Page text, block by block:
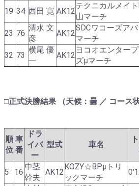
19 34 西田 寛 AK12
テクニカルメイ
山マーチ
23 76
清水 文
彦
AK12
SDCワコーズア
マーチ
32 73
横尾 優
一
AK12
ヨコオエンター
ズμマーチ
□正式決勝結果 （天候：曇 ／ コース
順
位
車
番
ドラ
イバ
ー
型式 車名
5 16
中茎
幹夫
AK12
KOZY☆BPμトリ
ックマーチ